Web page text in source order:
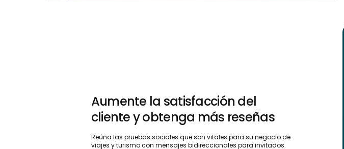
Aumente la satisfacción del
cliente y obtenga más reseñas
Reúna las pruebas sociales que son vitales para su negocio de
viajes y turismo con mensajes bidireccionales para invitados.